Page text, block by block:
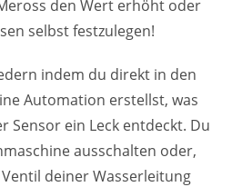
den Wert erhöht oder
selbst festzulegen!
indem du direkt in den
Automation erstellst, was
Sensor ein Leck entdeckt. Du
ausschalten oder,
deiner Wasserleitung